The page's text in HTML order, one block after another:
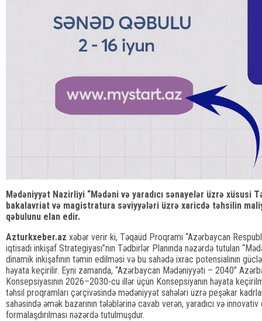
Mədəniyyət Nazirliyi “Mədəni və yaradıcı sənayelər üzrə xüsusi
bakalavriat və magistratura səviyyələri üzrə xaricdə təhsilin
qəbulunu elan edir.
Azturkxeber.az xəbər verir ki, Təqaüd Proqramı “Azərbaycan
iqtisadi inkişaf Strategiyası”nın Tədbirlər Planında nəzərdə tutulan
dinamik inkişafının təmin edilməsi və bu sahədə ixrac potensialının
həyata keçirilir. Eyni zamanda, “Azərbaycan Mədəniyyəti – 2040”
Konsepsiyasının 2026–2030-cu illər üçün Konsepsiyanın həyata
təhsil proqramları çərçivəsində mədəniyyət sahələri üzrə peşəkar
sahəsində əmək bazarının tələblərinə cavab verən, yaradıcı və
formalaşdırılması nəzərdə tutulmuşdur.